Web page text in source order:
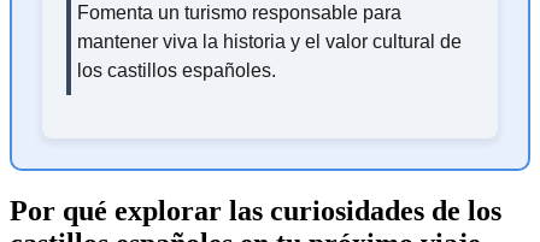
Fomenta un turismo responsable para
mantener viva la historia y el valor cultural de
los castillos españoles.
Por qué explorar las curiosidades de los